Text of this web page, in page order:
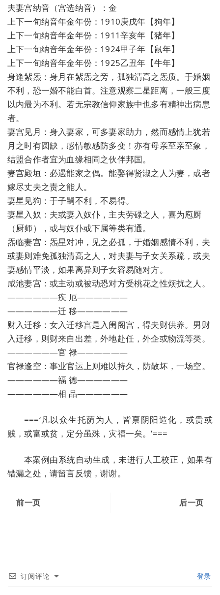
夫妻宫纳音（宫选纳音）：金
上下一旬纳音年金年份：1910庚戌年【狗年】
上下一旬纳音年金年份：1911辛亥年【猪年】
上下一旬纳音年金年份：1924甲子年【鼠年】
上下一旬纳音年金年份：1925乙丑年【牛年】
身逢紫炁：身月在紫炁之旁，孤独清高之炁质。于婚姻
不利，恐一婚不能白首。注意观察二星距离，一般三度
以内最为不利。若无宗教信仰家族中也多有精神出病患
者。
妻宫见月：身入妻家，可多妻家助力，然而感情上犹若
月之时有圆缺，感情敏感防多变！亦有母亲至亲至象，
结盟合作者宜为血缘相同之伙伴邦国。
妻宫殿垣：必遇能家之偶。能娶得贤淑之人为妻，或者
嫁尽丈夫之责之能人。
妻星见狗：于子嗣不利，不易得。
妻星入奴：夫或妻入奴仆，主夫劳碌之人，喜为庖厨
（厨师），或与奴仆或下属等类有通。
炁临妻宫：炁星对冲，见之必孤，于婚姻感情不利，夫
或妻则难免孤独清高之人，对夫妻与子女关系疏，或夫
妻感情平淡，如果离异则子女容易随对方。
咸池妻宫：或主动或被动恐对方受桃花之性烦扰之人。
——————疾 厄——————
——————迁 移——————
财入迁移：女入迁移宫是入闺阁宫，得夫财供养。男财
入迁移，则财来自出差，外地赴任，外企或物流等类。
——————官 禄——————
官禄逢空：事业官运上则难以持久，防散坏，一场空。
——————福 德——————
——————相 品——————
===‘凡以众生托荫为人，皆禀阴阳造化，或贵或
贱，或富或贫，定分虽殊，灾福一矣。’===
本案例由系统自动生成，未进行人工校正，如果有
错漏之处，请留言反馈，谢谢。
前一页 后一页
订阅评论 登录